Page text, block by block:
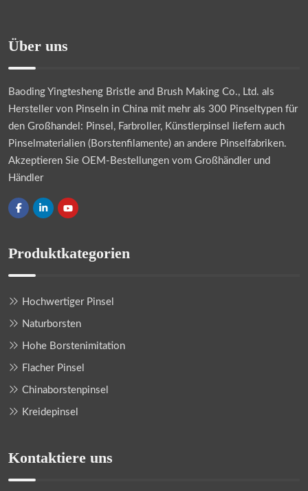
Über uns
Baoding Yingtesheng Bristle and Brush Making Co., Ltd. als
Hersteller von Pinseln in China mit mehr als 300 Pinseltypen für
den Großhandel: Pinsel, Farbroller, Künstlerpinsel liefern auch
Pinselmaterialien (Borstenfilamente) an andere Pinselfabriken.
Akzeptieren Sie OEM-Bestellungen vom Großhändler und
Händler
Produktkategorien
Hochwertiger Pinsel
Naturborsten
Hohe Borstenimitation
Flacher Pinsel
Chinaborstenpinsel
Kreidepinsel
Kontaktiere uns